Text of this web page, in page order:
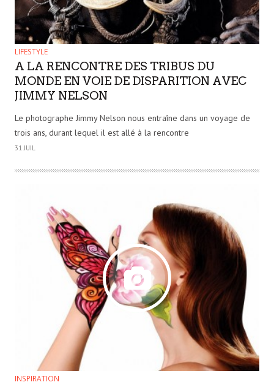
LIFESTYLE
A LA RENCONTRE DES TRIBUS DU
MONDE EN VOIE DE DISPARITION AVEC
JIMMY NELSON
Le photographe Jimmy Nelson nous entraîne dans un voyage de
trois ans, durant lequel il est allé à la rencontre
31 JUIL
INSPIRATION